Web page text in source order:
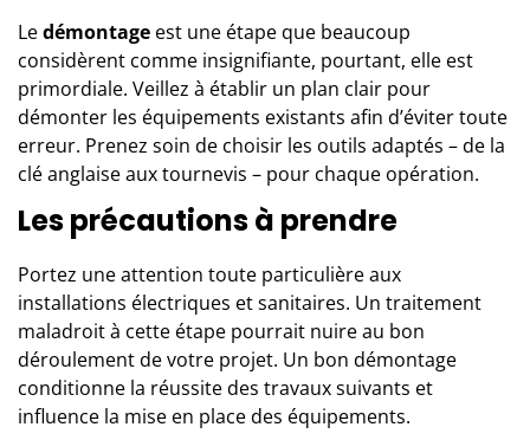
Ledémontage est une étape que beaucoup
considèrent comme insignifiante, pourtant, elle est
primordiale. Veillez à établir un plan clair pour
démonter les équipements existants afin d’éviter toute
erreur. Prenez soin de choisir les outils adaptés – de la
clé anglaise aux tournevis – pour chaque opération.
Les précautions à prendre
Portez une attention toute particulière aux
installations électriques et sanitaires. Un traitement
maladroit à cette étape pourrait nuire au bon
déroulement de votre projet. Un bon démontage
conditionne la réussite des travaux suivants et
influence la mise en place des équipements.